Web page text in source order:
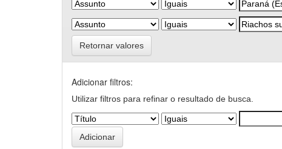
Retornar valores
Adicionar filtros:
Utilizar filtros para refinar o resultado de busca.